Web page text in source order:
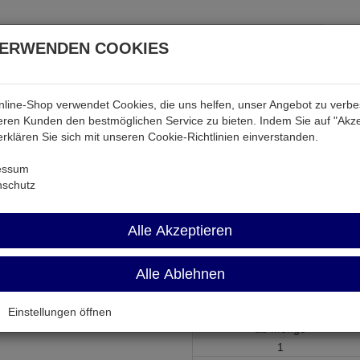
& Akkus Audio & Video Strom Tab &
DIL16A 680R
Widerstands-Netzwerk 8x680
1
COOKIES
Shop verwendet Cookies, die uns helfen, unser Angebot zu
Kunden den bestmöglichen Service zu bieten. Indem Sie auf
Sie sich mit unseren Cookie-Richtlinien einverstanden.
Alle Akzeptieren
Alle Ablehnen
Einstellungen öffnen